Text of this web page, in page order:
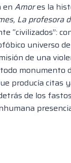
en Amores la
La profesora
“civilizados”:
universo
de una
monumento
producía citas
de los